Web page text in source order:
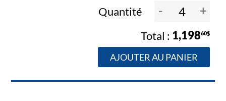
Quantité - +
1,19860$
AJOUTER AU PANIER